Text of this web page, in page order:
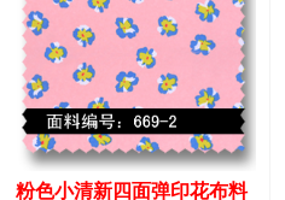
粉色小清新四面弹印花布料